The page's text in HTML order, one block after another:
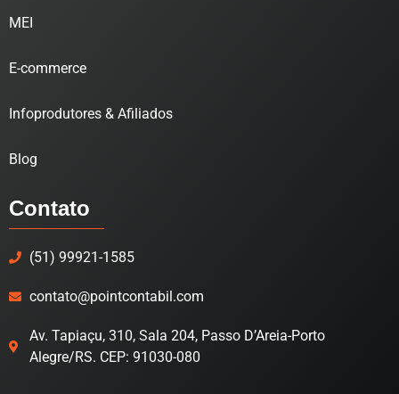
MEI
E-commerce
Infoprodutores & Afiliados
Blog
Contato
(51) 99921-1585
contato@pointcontabil.com
Av. Tapiaçu, 310, Sala 204, Passo D’Areia-Porto
Alegre/RS. CEP: 91030-080